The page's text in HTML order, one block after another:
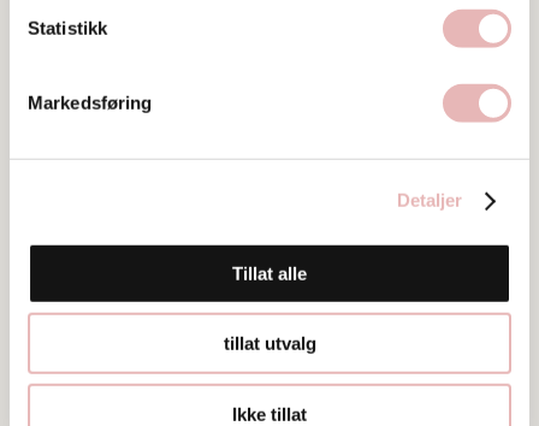
Statistikk
Markedsføring
Detaljer
Tillat alle
tillat utvalg
Ikke tillat
stavanger@norklinikken.no